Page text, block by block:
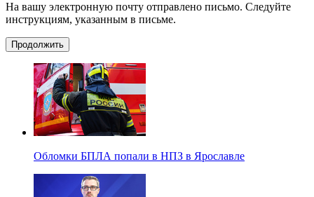
На вашу электронную почту отправлено письмо. Следуйте
инструкциям, указанным в письме.
Продолжить
Обломки БПЛА попали в НПЗ в Ярославле